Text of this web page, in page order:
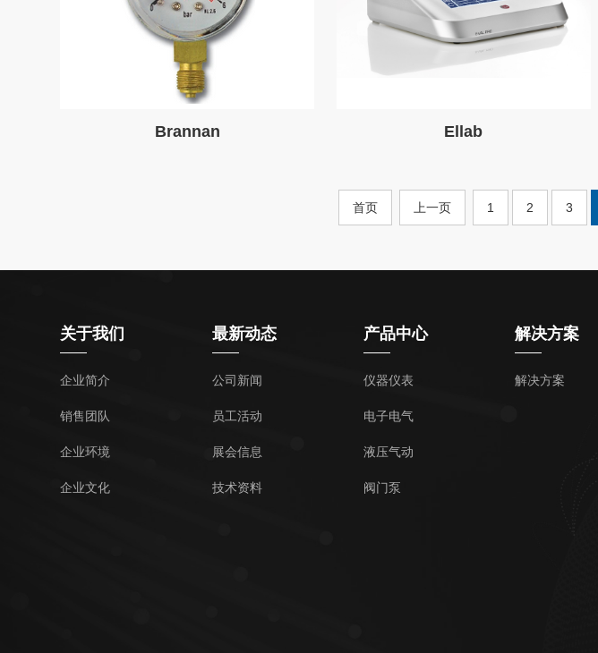
Brannan Ellab
首页 上一页 1 2 3
关于我们
企业简介
销售团队
企业环境
企业文化
最新动态
公司新闻
员工活动
展会信息
技术资料
产品中心
仪器仪表
电子电气
液压气动
阀门泵
解决方案
解决方案